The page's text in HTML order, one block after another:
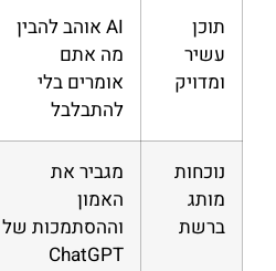
תוכן
עשיר
ומדויק
AI אוהב להבין
מה אתם
אומרים בלי
להתבלבל
נוכחות
מותג
ברשת
מגביר את
האמון
וההסתמכות של
ChatGPT